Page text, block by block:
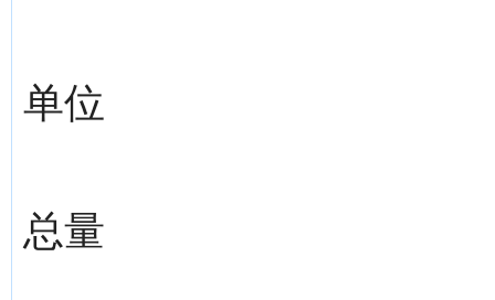
单位
总量